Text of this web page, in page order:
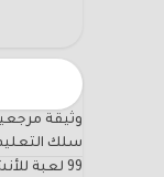
وثيقة
سلك التعليم
99 لعبة